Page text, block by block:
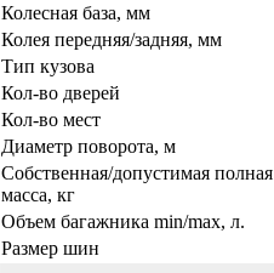
Колесная база, мм
Колея передняя/задняя, мм
Тип кузова
Кол-во дверей
Кол-во мест
Диаметр поворота, м
Собственная/допустимая полная
масса, кг
Объем багажника min/max, л.
Размер шин